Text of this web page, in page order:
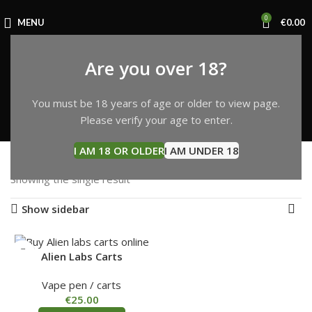
Are you over 18?
You must be 18 years of age or older to view page.
Please verify your age to enter.
I AM 18 OR OLDERI AM UNDER 18
MENU 0 €0.00
Order Alien Labs Carts
Online in Europe
Categories
Products tagged “Order Alien Labs Carts Online in
Showing the single result
Show sidebar
Alien Labs Carts
Vape pen / carts
€25.00